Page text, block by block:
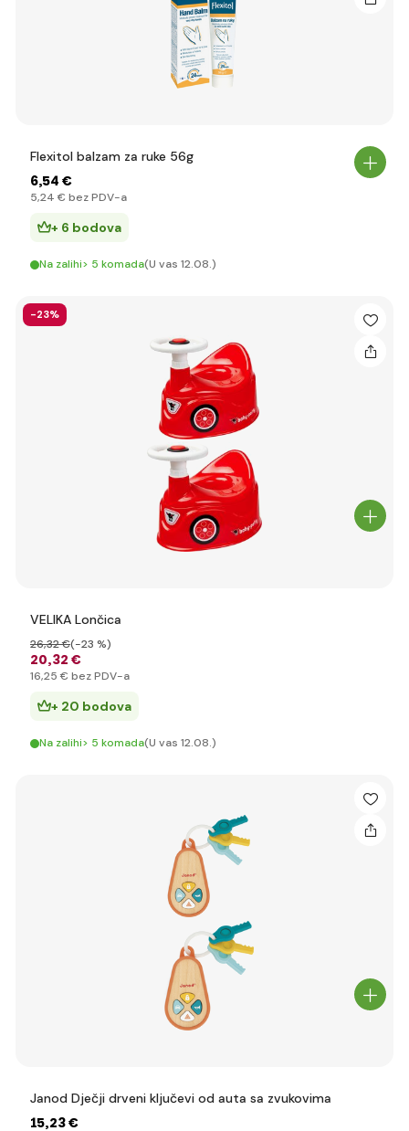
Flexitol balzam za ruke 56g
6,54 €
5,24 € bez PDV-a
+ 6 bodova
Na zalihi> 5 komada(U vas 12.08.)
-23%
VELIKA Lončica
20,32 €
26,32 €(-23 %)
16,25 € bez PDV-a
+ 20 bodova
Na zalihi> 5 komada(U vas 12.08.)
Janod Dječji drveni ključevi od auta sa zvukovima
15,23 €